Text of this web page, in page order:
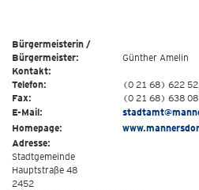
Bürgermeisterin /
Bürgermeister:
Günther Amelin
Kontakt:
Telefon:
(0 21 68) 622
Fax:
(0 21 68) 638 08
E-Mail:
Homepage:
Adresse:
Stadtgemeinde
Hauptstraße 48
2452